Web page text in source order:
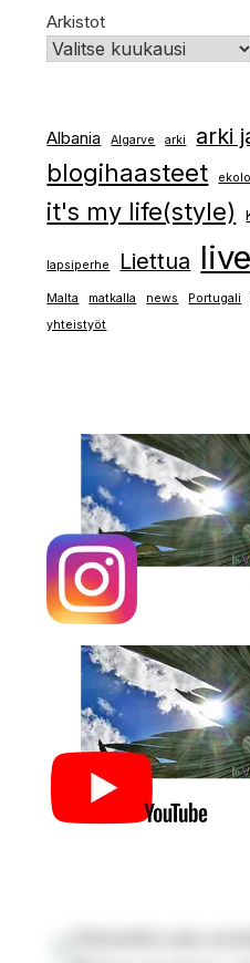
Arkistot
Albania Algarve arki arki
blogihaasteet
it's my life(style)
lapsiperhe Liettua
Malta matkalla news Portugali
yhteistyöt